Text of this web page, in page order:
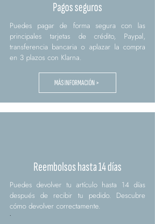
Pagos seguros
Puedes pagar de forma segura con las
principales tarjetas de crédito, Paypal,
transferencia bancaria o aplazar la compra
en 3 plazos con Klarna.
MÁS INFORMACIÓN >
Reembolsos hasta 14 días
Puedes devolver tu artículo hasta 14 días
después de recibir tu pedido. Descubre
cómo devolver correctamente.